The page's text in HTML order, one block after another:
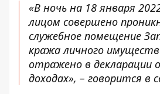
«В ночь на 18 января
лицом совершено
служебное помещение
кража личного
отражено в декларации
доходах», – говорится в